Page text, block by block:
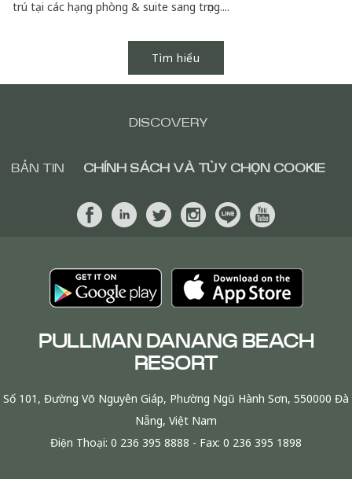
trú tại các hạng phòng & suite sang trọng....
Tìm hiểu
DISCOVERY
BẢN TIN CHÍNH SÁCH VÀ TÙY CHỌN COOKIE
PULLMAN DANANG BEACH
RESORT
Số 101, Đường Võ Nguyên Giáp, Phường Ngũ Hành Sơn, 550000 Đà
Nẵng, Việt Nam
Điện Thoại: 0 236 395 8888 - Fax: 0 236 395 1898